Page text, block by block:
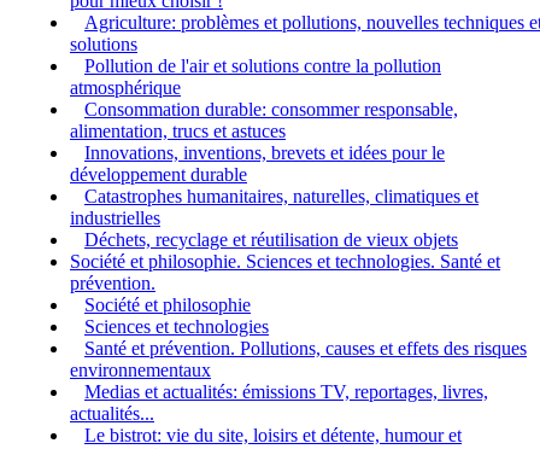
Agriculture: problèmes et pollutions, nouvelles techniques
solutions
Pollution de l'air et solutions contre la pollution
atmosphérique
Consommation durable: consommer responsable,
alimentation, trucs et astuces
Innovations, inventions, brevets et idées pour le
développement durable
Catastrophes humanitaires, naturelles, climatiques et
industrielles
Déchets, recyclage et réutilisation de vieux objets
Société et philosophie. Sciences et technologies. Santé et
prévention.
Société et philosophie
Sciences et technologies
Santé et prévention. Pollutions, causes et effets des risques
environnementaux
Medias et actualités: émissions TV, reportages, livres,
actualités...
Le bistrot: vie du site, loisirs et détente, humour et